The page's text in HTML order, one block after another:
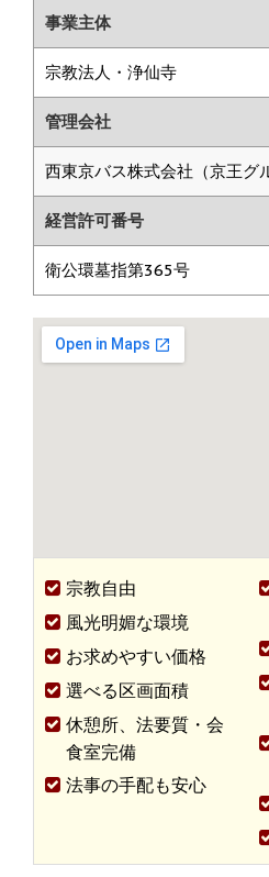
事業主体
宗教法人・浄仙寺
管理会社
西東京バス株式会社（京王グ
経営許可番号
衛公環墓指第365号
宗教自由
風光明媚な環境
お求めやすい価格
選べる区画面積
休憩所、法要質・会
食室完備
法事の手配も安心